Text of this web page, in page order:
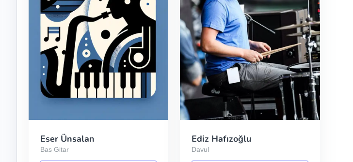
Eser Ünsalan
Bas Gitar
Ediz Hafızoğlu
Davul